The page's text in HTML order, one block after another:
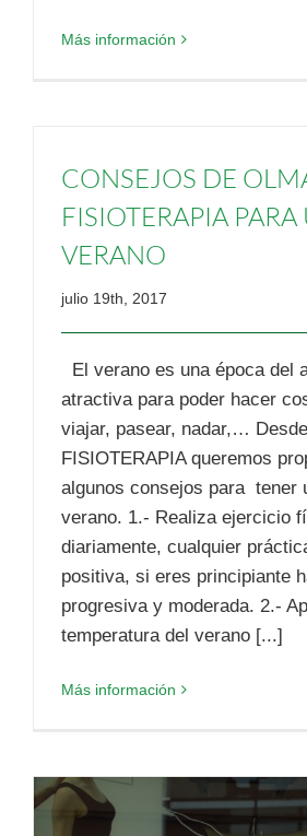
Más información
CONSEJOS DE
FISIOTERAPIA
VERANO
julio 19th, 2017
El verano es una época del
atractiva para poder hacer
viajar, pasear, nadar,…
FISIOTERAPIA queremos
algunos consejos para tener
verano. 1.- Realiza ejercicio
diariamente, cualquier
positiva, si eres principiante
progresiva y moderada. 2.-
temperatura del verano [...]
Más información